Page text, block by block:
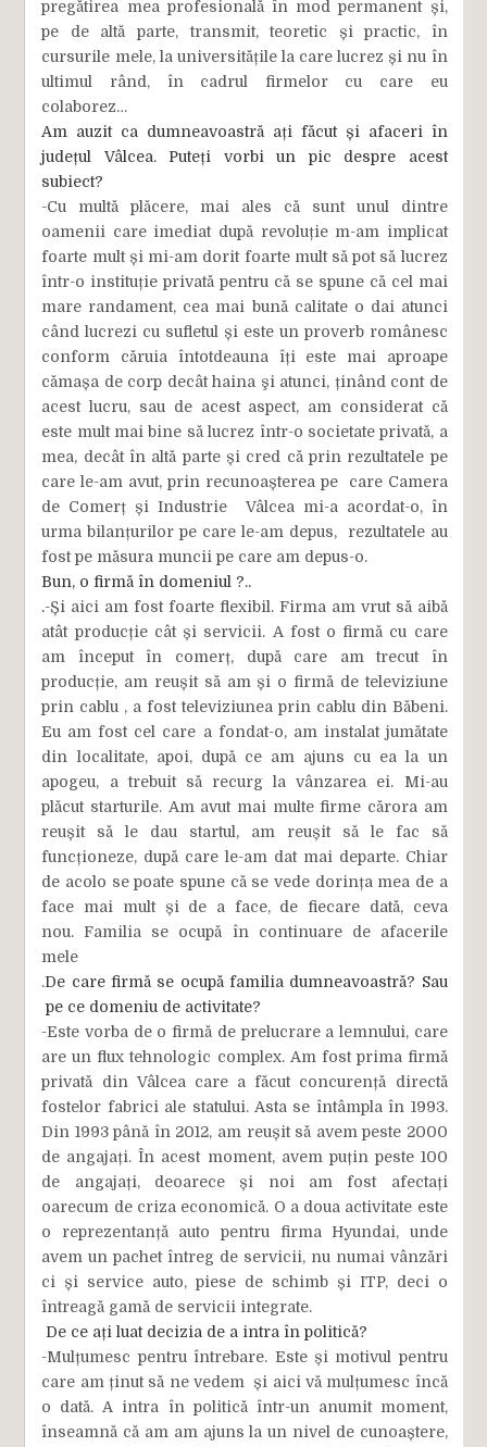
pregătirea mea profesională în mod permanent și,
pe de altă parte, transmit, teoretic și practic, în
cursurile mele, la universitățile la care lucrez și nu în
ultimul rând, în cadrul firmelor cu care eu
colaborez…
Am auzit ca dumneavoastră ați făcut și afaceri în
județul Vâlcea. Puteți vorbi un pic despre acest
subiect?
-Cu multă plăcere, mai ales că sunt unul dintre
oamenii care imediat după revoluție m-am implicat
foarte mult și mi-am dorit foarte mult să pot să lucrez
într-o instituție privată pentru că se spune că cel mai
mare randament, cea mai bună calitate o dai atunci
când lucrezi cu sufletul și este un proverb românesc
conform căruia întotdeauna îți este mai aproape
cămașa de corp decât haina şi atunci, ținând cont de
acest lucru, sau de acest aspect, am considerat că
este mult mai bine să lucrez într-o societate privată, a
mea, decât în altă parte și cred că prin rezultatele pe
care le-am avut, prin recunoașterea pe care Camera
de Comerț și Industrie Vâlcea mi-a acordat-o, în
urma bilanțurilor pe care le-am depus, rezultatele au
fost pe măsura muncii pe care am depus-o.
Bun, o firmă în domeniul ?..
.-Și aici am fost foarte flexibil. Firma am vrut să aibă
atât producție cât și servicii. A fost o firmă cu care
am început în comerț, după care am trecut în
producție, am reușit să am și o firmă de televiziune
prin cablu , a fost televiziunea prin cablu din Băbeni.
Eu am fost cel care a fondat-o, am instalat jumătate
din localitate, apoi, după ce am ajuns cu ea la un
apogeu, a trebuit să recurg la vânzarea ei. Mi-au
plăcut starturile. Am avut mai multe firme cărora am
reușit să le dau startul, am reușit să le fac să
funcționeze, după care le-am dat mai departe. Chiar
de acolo se poate spune că se vede dorința mea de a
face mai mult și de a face, de fiecare dată, ceva
nou. Familia se ocupă în continuare de afacerile
mele
.De care firmă se ocupă familia dumneavoastră? Sau
pe ce domeniu de activitate?
-Este vorba de o firmă de prelucrare a lemnului, care
are un flux tehnologic complex. Am fost prima firmă
privată din Vâlcea care a făcut concurență directă
fostelor fabrici ale statului. Asta se întâmpla în 1993.
Din 1993 până în 2012, am reușit să avem peste 2000
de angajați. În acest moment, avem puțin peste 100
de angajați, deoarece și noi am fost afectați
oarecum de criza economică. O a doua activitate este
o reprezentanță auto pentru firma Hyundai, unde
avem un pachet întreg de servicii, nu numai vânzări
ci și service auto, piese de schimb și ITP, deci o
întreagă gamă de servicii integrate.
De ce ați luat decizia de a intra în politică?
-Mulțumesc pentru întrebare. Este și motivul pentru
care am ținut să ne vedem și aici vă mulțumesc încă
o dată. A intra în politică într-un anumit moment,
înseamnă că am am ajuns la un nivel de cunoaștere,